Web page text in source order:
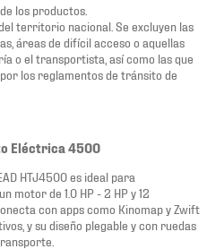
los productos.
territorio nacional. Se excluyen las
áreas de difícil acceso o aquellas
o el transportista, así como las que
los reglamentos de tránsito de
Eléctrica 4500
HTJ4500 es ideal para
motor de 1.0 HP - 2 HP y 12
con apps como Kinomap y Zwift
y su diseño plegable y con ruedas